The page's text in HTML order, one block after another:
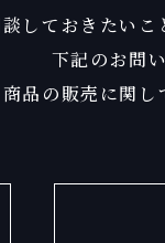
しておきたいこ
下記のお問
品の販売に関し